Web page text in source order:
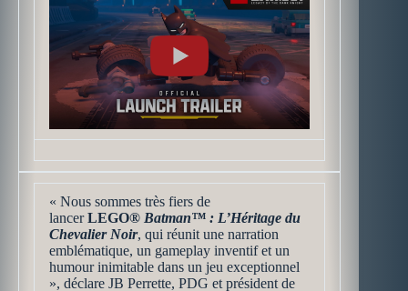
« Nous sommes très fiers de
lancerLEGO® Batman™ : L’Héritage du
Chevalier Noir, qui réunit une narration
emblématique, un gameplay inventif et un
humour inimitable dans un jeu exceptionnel
», déclare JB Perrette, PDG et président de